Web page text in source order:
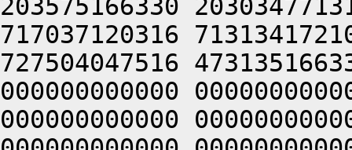
203575166330
717037120316
727504047516
000000000000
000000000000